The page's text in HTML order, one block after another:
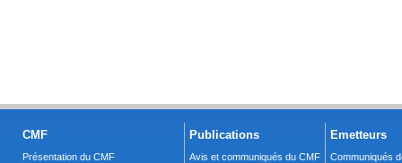
CMF
Présentation du CMF
Publications
Avis et communiqués du CMF
Emetteurs
Communiqués